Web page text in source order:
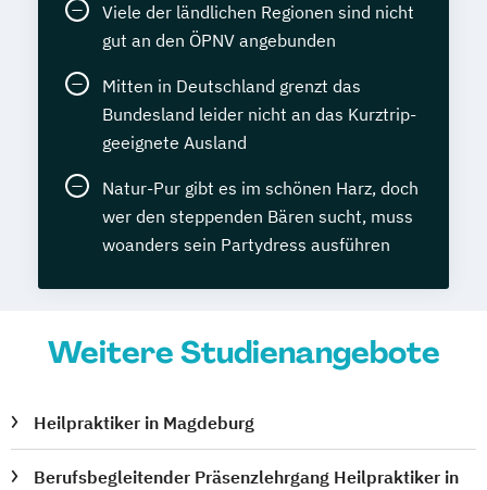
Viele der ländlichen Regionen sind nicht
gut an den ÖPNV angebunden
Mitten in Deutschland grenzt das
Bundesland leider nicht an das Kurztrip-
geeignete Ausland
Natur-Pur gibt es im schönen Harz, doch
wer den steppenden Bären sucht, muss
woanders sein Partydress ausführen
Weitere Studienangebote
Heilpraktiker in Magdeburg
Berufsbegleitender Präsenzlehrgang Heilpraktiker in